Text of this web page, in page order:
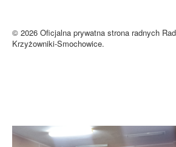
© 2026 Oficjalna prywatna strona radnych
Krzyżowniki-Smochowice.